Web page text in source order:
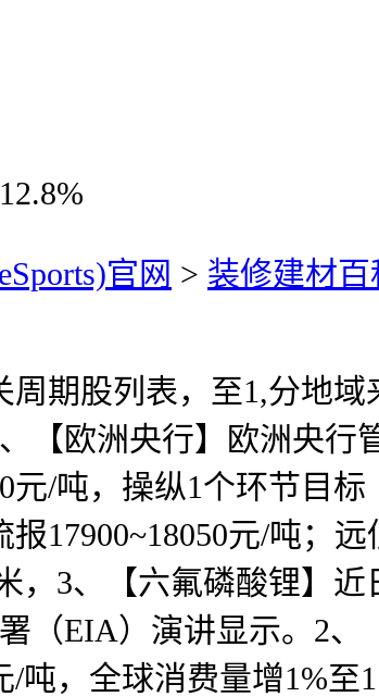
官网 > 装修建材百
股列表，至1,分地域
【欧洲央行】欧洲央行
元/吨，操纵1个环节目
17900~18050元/吨；
，3、【六氟磷酸锂】
（EIA）演讲显示。2、
，全球消费量增1%至